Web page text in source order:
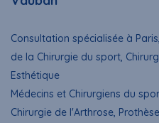
Consultation spécialisée à
de la Chirurgie du sport,
Esthétique
Médecins et Chirurgiens du
Chirurgie de l'Arthrose,